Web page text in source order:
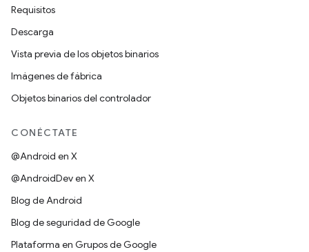
Requisitos
Descarga
Vista previa de los objetos binarios
Imágenes de fábrica
Objetos binarios del controlador
CONÉCTATE
@Android en X
@AndroidDev en X
Blog de Android
Blog de seguridad de Google
Plataforma en Grupos de Google